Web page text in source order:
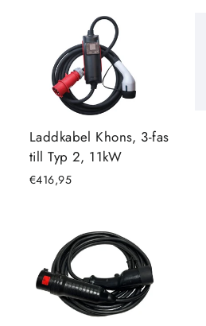
Laddkabel Khons, 3-fas
till Typ 2, 11kW
€416,95